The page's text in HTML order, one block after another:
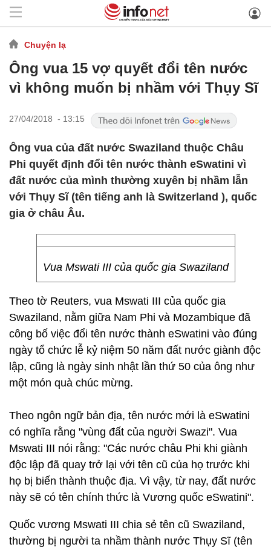
Chuyện lạ
Ông vua 15 vợ quyết đổi tên nước
vì không muốn bị nhầm với Thụy Sĩ
27/04/2018 - 13:15
Ông vua của đất nước Swaziland thuộc Châu
Phi quyết định đổi tên nước thành eSwatini vì
đất nước của mình thường xuyên bị nhầm lẫn
với Thụy Sĩ (tên tiếng anh là Switzerland ), quốc
gia ở châu Âu.
Vua Mswati III của quốc gia Swaziland
Theo tờ Reuters, vua Mswati III của quốc gia
Swaziland, nằm giữa Nam Phi và Mozambique đã
công bố việc đổi tên nước thành eSwatini vào đúng
ngày tổ chức lễ kỷ niệm 50 năm đất nước giành độc
lập, cũng là ngày sinh nhật lần thứ 50 của ông như
một món quà chúc mừng.
Theo ngôn ngữ bản địa, tên nước mới là eSwatini
có nghĩa rằng "vùng đất của người Swazi". Vua
Mswati III nói rằng: "Các nước châu Phi khi giành
độc lập đã quay trở lại với tên cũ của họ trước khi
họ bị biến thành thuộc địa. Vì vậy, từ nay, đất nước
này sẽ có tên chính thức là Vương quốc eSwatini".
Quốc vương Mswati III chia sẻ tên cũ Swaziland,
thường bị người ta nhầm thành nước Thụy Sĩ (tên